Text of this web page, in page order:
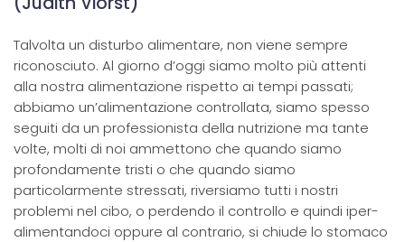
Talvolta un disturbo alimentare, non viene sempre
riconosciuto. Al giorno d’oggi siamo molto più attenti
alla nostra alimentazione rispetto ai tempi passati;
abbiamo un’alimentazione controllata, siamo spesso
seguiti da un professionista della nutrizione ma tante
volte, molti di noi ammettono che quando siamo
profondamente tristi o che quando siamo
particolarmente stressati, riversiamo tutti i nostri
problemi nel cibo, o perdendo il controllo e quindi iper-
alimentandoci oppure al contrario, si chiude lo stomaco